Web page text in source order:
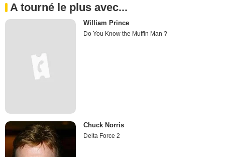
A tourné le plus avec...
William Prince
Do You Know the Muffin Man ?
Chuck Norris
Delta Force 2